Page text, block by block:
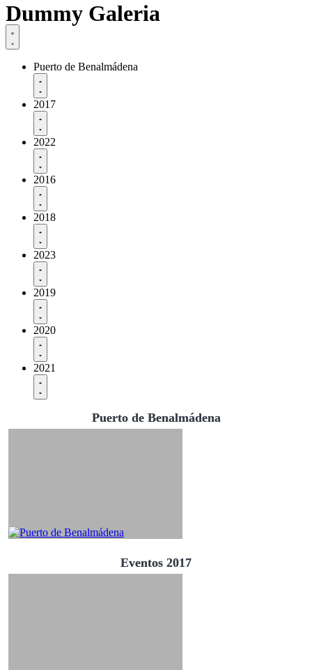
Dummy Galeria
Puerto de Benalmádena
2017
2022
2016
2018
2023
2019
2020
2021
Puerto de Benalmádena
Eventos 2017